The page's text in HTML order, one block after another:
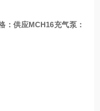
：供应MCH16充气泵：